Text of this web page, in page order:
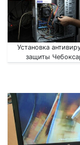
Установка
защиты